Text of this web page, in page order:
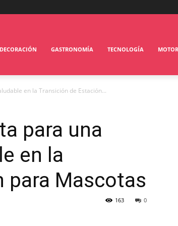
DECORACIÓN GASTRONOMÍA TECNOLOGÍA MOTOR
en la Transición de Estación...
para una
en la
para Mascotas
0
163